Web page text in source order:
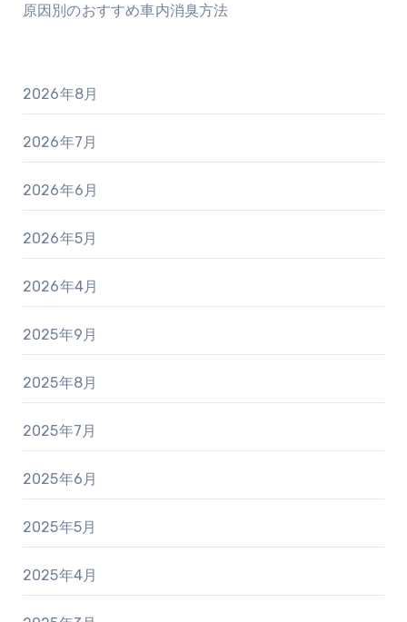
原因別のおすすめ車内消臭方法
2026年8月
2026年7月
2026年6月
2026年5月
2026年4月
2025年9月
2025年8月
2025年7月
2025年6月
2025年5月
2025年4月